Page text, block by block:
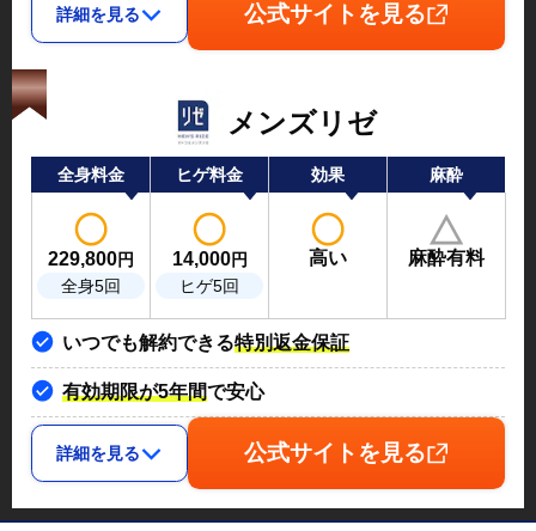
詳細を見る 公式サイトを見る
メンズリゼ
全身料金 ヒゲ料金 効果 麻酔
229,800円
全身5回
14,000円
ヒゲ5回
高い 麻酔有料
いつでも解約できる特別返金保証
有効期限が5年間で安心
詳細を見る 公式サイトを見る